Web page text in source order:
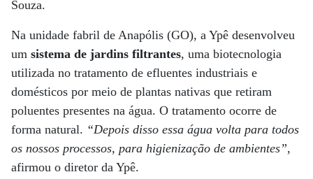
Souza.
Na unidade fabril de Anapólis (GO), a Ypê desenvolveu
um sistema de jardins filtrantes, uma biotecnologia
utilizada no tratamento de efluentes industriais e
domésticos por meio de plantas nativas que retiram
poluentes presentes na água. O tratamento ocorre de
forma natural. “Depois disso essa água volta para todos
os nossos processos, para higienização de ambientes”,
afirmou o diretor da Ypê.